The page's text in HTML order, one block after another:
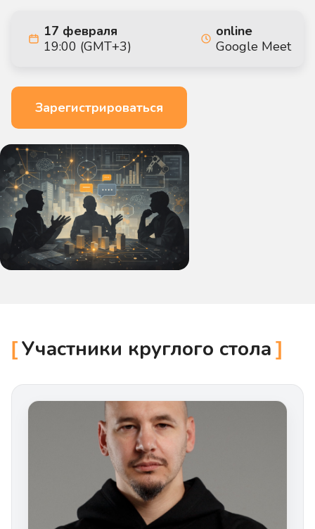
17 февраля
19:00 (GMT+3)
online
Google Meet
Зарегистрироваться
Участники круглого стола